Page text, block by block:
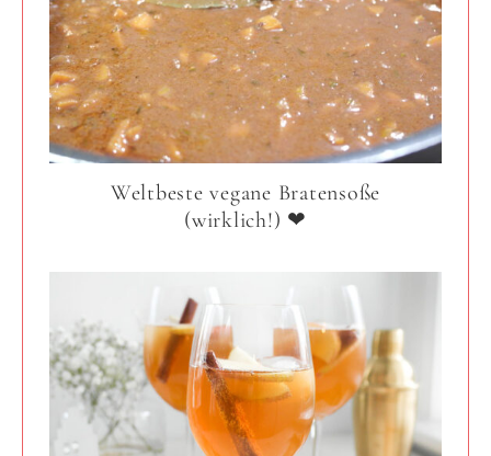
Weltbeste vegane Bratensoße
(wirklich!) ❤